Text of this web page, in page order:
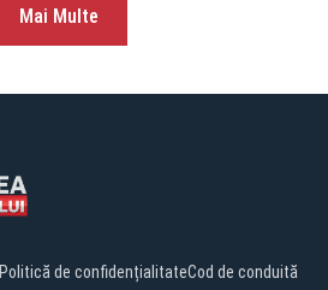
Mai Multe
Politică de confidențialitateCod de conduită